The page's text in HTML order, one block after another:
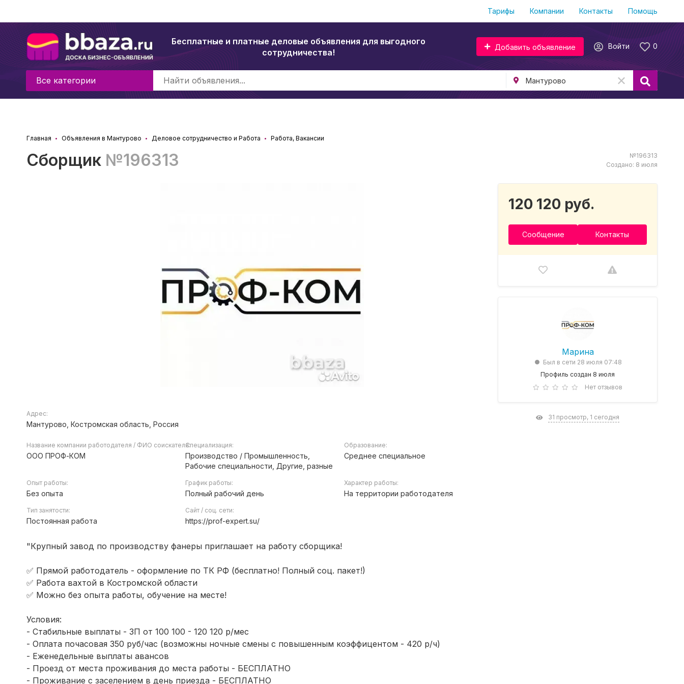
Тарифы Компании Контакты Помощь
Бесплатные и платные деловые объявления для выгодного
сотрудничества!
0
Войти
Добавить объявление
Все категории
Главная Объявления в Мантурово Деловое сотрудничество и Работа Работа, Вакансии
Сборщик №196313
№196313
Создано: 8 июля
Адрес:
Мантурово, Костромская область, Россия
Название компании работодателя / ФИО соискателя:
ООО ПРОФ-КОМ
Специализация:
Производство / Промышленность,
Рабочие специальности, Другие, разные
Образование:
Среднее специальное
Опыт работы:
Без опыта
График работы:
Полный рабочий день
Характер работы:
На территории работодателя
Тип занятости:
Постоянная работа
Сайт / соц. сети:
https://prof-expert.su/
"Крупный завод по производству фанеры приглашает на работу сборщика!
✅ Прямой работодатель - оформление по ТК РФ (бесплатно! Полный соц. пакет!)
✅ Работа вахтой в Костромской области
✅ Можно без опыта работы, обучение на месте!
Условия:
- Стабильные выплаты - ЗП от 100 100 - 120 120 р/мес
- Оплата почасовая 350 руб/час (возможны ночные смены с повышенным коэффицентом - 420 р/ч)
- Еженедельные выплаты авансов
- Проезд от места проживания до места работы - БЕСПЛАТНО
- Проживание с заселением в день приезда - БЕСПЛАТНО
120 120 руб.
Сообщение Контакты
Марина
Был в сети 28 июля 07:48
Профиль создан 8 июля
Нет отзывов
31 просмотр, 1 сегодня